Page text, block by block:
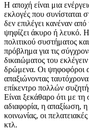
Η αποχή είναι μια
εκλογές που συνίσταται
δεν επιλέγει κανέναν
ψηφίζει άκυρο ή λευκό.
πολιτικού συστήματος
πρόβλημα για τις
δικαιώματος του
δρώμενα. Οι ψηφοφόροι
απαξιώνοντας
επίκεντρο πολλών
Είναι ξεκάθαρο ότι με
αδιαφορία, η απαξίωση,
κοινωνίας, οι
κτλ.